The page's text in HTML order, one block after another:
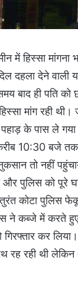
में हिस्सा
दहला देने वाली
बाद ही पति
मांग रही
के पास ले
10:30 बजे
तो नहीं
पुलिस को पूरे
कोटा पुलिस फेकू
ने कब्जे में करते हुए
कर
रह रही थी